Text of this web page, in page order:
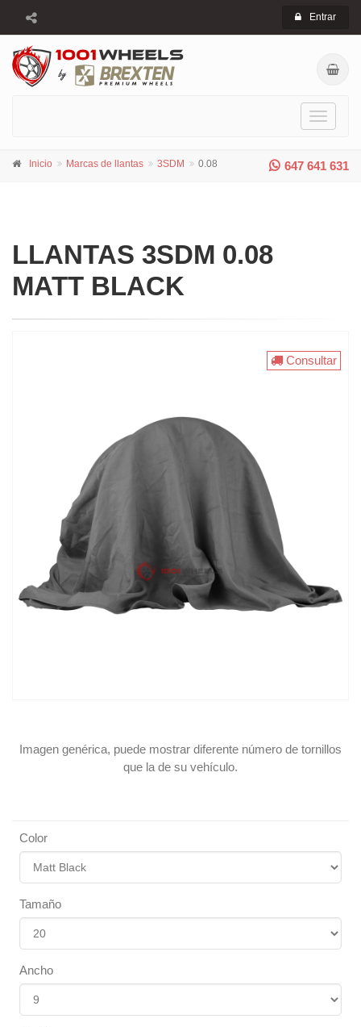
Entrar
Toggle
647 641 631
Inicio Marcas de llantas 3SDM 0.08
LLANTAS 3SDM 0.08
MATT BLACK
Imagen genérica, puede mostrar diferente número de tornillos
que la de su vehículo.
Consultar
Color
Tamaño
Ancho